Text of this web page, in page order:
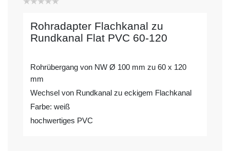
Rohradapter Flachkanal zu
Rundkanal Flat PVC 60-120
Rohrübergang von NW Ø 100 mm zu 60 x 120
mm
Wechsel von Rundkanal zu eckigem Flachkanal
Farbe: weiß
hochwertiges PVC